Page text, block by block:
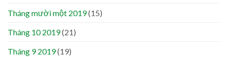
Tháng mười một 2019(15)
Tháng 10 2019(21)
Tháng 9 2019(19)